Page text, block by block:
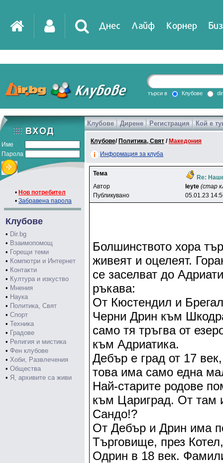
Днес Лайф Корнер
DirTV Impressio
Games
търси в Клубове
Име
Парола
• Нов потребител
• Забравена парола
Клубове
• Dir.bg
• Взаимопомощ
• Горещи теми
• Компютри и Интернет
• Контакти
• Култура и изкуство
• Мнения
• Наука
• Политика, Свят
• Спорт
• Техника
• Градове
• Религия и мистика
• Фен клубове
• Хоби, Развлечения
• Общества
• Я, архивите са живи
Клубове Дирене Регистрация Кой е
Клубове/ Политика, Свят / Македония
Информация за клуба
Тема
Re:
Автор
leyte (стар
Публикувано
05.01.23
Болшинството хора
живеят и оцелеят.
се заселват до
ръкава:
От Кюстендил и
Черни Дрин към
само тя тръгва от
към Адриатика.
Дебър е град от 17
това има само една
Най-старите родове
към Цариград. От там
Сандо!?
От Дебър и Дрин има
Търговище, през
Одрин в 18 век.